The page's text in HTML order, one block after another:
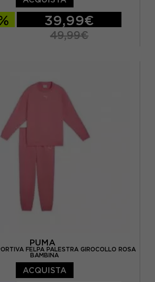
39,99€
49,99€
PUMA
FELPA PALESTRA GIROCOLLO ROSA
BAMBINA
ACQUISTA